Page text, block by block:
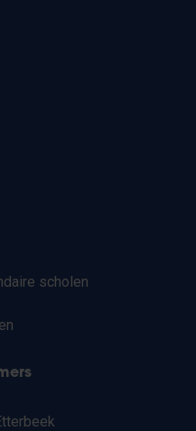
scholen